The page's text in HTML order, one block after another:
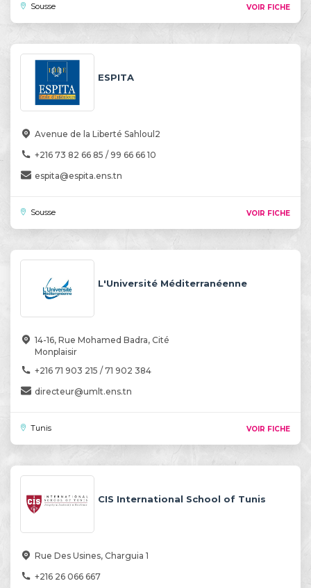
Sousse VOIR FICHE
ESPITA
Avenue de la Liberté Sahloul2
+216 73 82 66 85 / 99 66 66 10
espita@espita.ens.tn
Sousse VOIR FICHE
L'Université Méditerranéenne
14-16, Rue Mohamed Badra, Cité
Monplaisir
+216 71 903 215 / 71 902 384
directeur@umlt.ens.tn
Tunis VOIR FICHE
CIS International School of Tunis
Rue Des Usines, Charguia 1
+216 26 066 667